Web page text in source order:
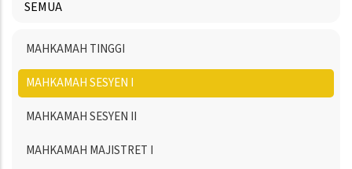
SEMUA
Menu
MAHKAMAH TINGGI
MAHKAMAH SESYEN I
MAHKAMAH SESYEN II
MAHKAMAH MAJISTRET I